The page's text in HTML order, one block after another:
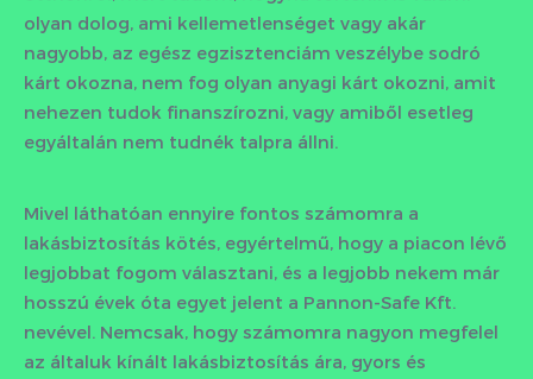
olyan dolog, ami kellemetlenséget vagy akár
nagyobb, az egész egzisztenciám veszélybe sodró
kárt okozna, nem fog olyan anyagi kárt okozni, amit
nehezen tudok finanszírozni, vagy amiből esetleg
egyáltalán nem tudnék talpra állni.
Mivel láthatóan ennyire fontos számomra a
lakásbiztosítás kötés, egyértelmű, hogy a piacon lévő
legjobbat fogom választani, és a legjobb nekem már
hosszú évek óta egyet jelent a Pannon-Safe Kft.
nevével. Nemcsak, hogy számomra nagyon megfelel
az általuk kínált lakásbiztosítás ára, gyors és